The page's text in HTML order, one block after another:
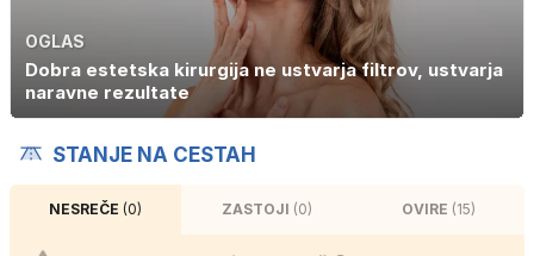
OGLAS
Dobra estetska kirurgija ne ustvarja filtrov, ustvarja
naravne rezultate
STANJE NA CESTAH
NESREČE (0) ZASTOJI (0) OVIRE (15)